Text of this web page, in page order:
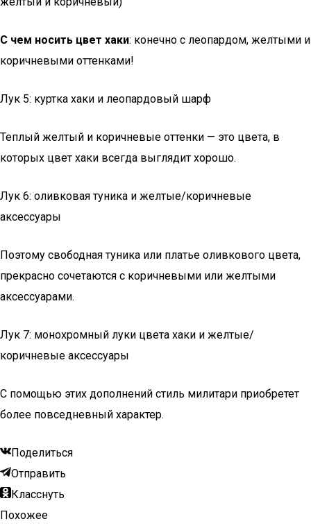
С чем носить цвет хаки: конечно с леопардом, желтыми и
коричневыми оттенками!
Лук 5: куртка хаки и леопардовый шарф
Теплый желтый и коричневые оттенки — это цвета, в
которых цвет хаки всегда выглядит хорошо.
Лук 6: оливковая туника и желтые/коричневые
аксессуары
Поэтому свободная туника или платье оливкового цвета,
прекрасно сочетаются с коричневыми или желтыми
аксессуарами.
Лук 7: монохромный луки цвета хаки и желтые/
коричневые аксессуары
С помощью этих дополнений стиль милитари приобретет
более повседневный характер.
Поделиться
Отправить
Класснуть
Похожее